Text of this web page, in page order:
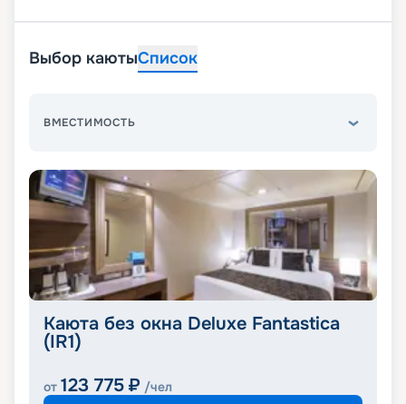
Выбор каютыСписок
ВМЕСТИМОСТЬ
Каюта без окна Deluxe Fantastica
(IR1)
от 123 775 ₽ /чел